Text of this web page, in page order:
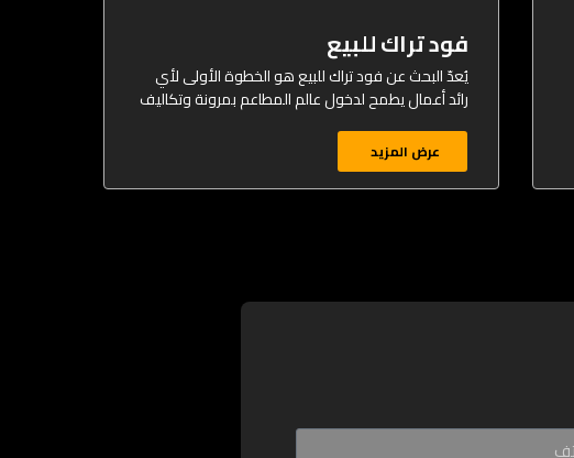
فود تراك للبيع
يُعدّ البحث عن فود تراك للبيع هو الخطوة الأولى لأي
رائد أعمال يطمح لدخول عالم المطاعم بمرونة وتكاليف
عرض المزيد